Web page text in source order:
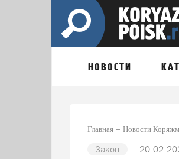
НОВОСТИ
Главная Новости
Закон